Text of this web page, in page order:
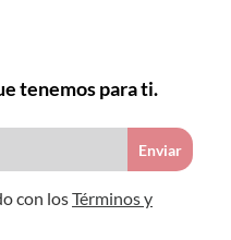
tenemos para ti.
Enviar
con losTérminos y